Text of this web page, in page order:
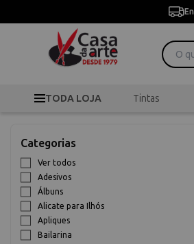
TODA LOJA Tintas
Categorias
Ver todos
Adesivos
Álbuns
Alicate para Ilhós
Apliques
Bailarina